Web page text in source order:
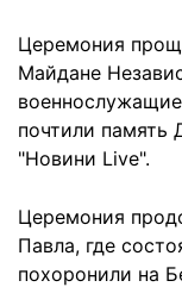
Церемония
Майдане
почтили память
"Новини Live".
Церемония
Павла, где
похоронили на